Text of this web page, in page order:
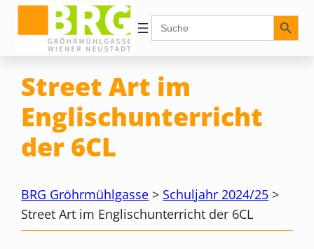
Inhalt
springen
Search
for:
Search Button
Street Art im
Englischunterricht
der 6CL
BRG Gröhrmühlgasse > Schuljahr 2024/25 >
Street Art im Englischunterricht der 6CL